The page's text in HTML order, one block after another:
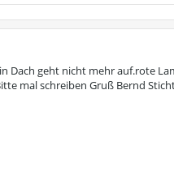
Dach geht nicht mehr auf.rote
mal schreiben Gruß Bernd